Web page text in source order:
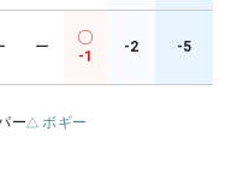
ー
-1
-2 -5
ー ボギー